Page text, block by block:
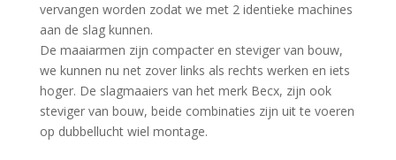
vervangen worden zodat we met 2 identieke machines
aan de slag kunnen.
De maaiarmen zijn compacter en steviger van bouw,
we kunnen nu net zover links als rechts werken en iets
hoger. De slagmaaiers van het merk Becx, zijn ook
steviger van bouw, beide combinaties zijn uit te voeren
op dubbellucht wiel montage.